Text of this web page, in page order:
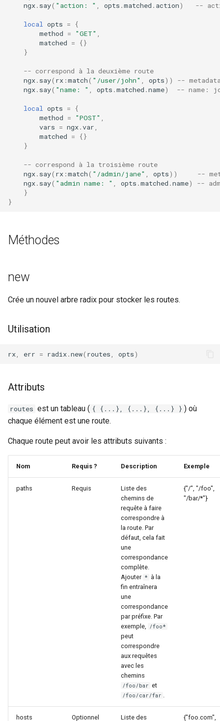
dynamic-limit-req
encrypted-session
error-log-write
f4fhds
fancyindex
fips-check
form-input
geoip
google
graphite
html-sanitize
jwt
ngx. say( "action: " opts .matched . action) --
local opts =
{
method = "GET"
matched =
{}
}
-- correspond à la deuxième route
ngx. say( rx :match( "/user/john" opts))
--
ngx. say( "name: " opts .matched .name) -- name:
local opts =
{
method = "POST"
vars = ngx.var
matched =
{}
}
-- correspond à la troisième route
ngx. say( rx :match( "/admin/jane" opts))
--
ngx. say( "admin name: " opts .matched .name)
--
}
}
Méthodes
new
Crée un nouvel arbre radix pour stocker les routes.
Utilisation
rx err = radix.new( routes opts)
Attributs
routes est un tableau ( { {...}, {...}, {...} } ) où
chaque élément est une route.
Chaque route peut avoir les attributs suivants :
Nom Requis ? Description Exemple
paths Requis
Liste des
chemins de
requête à faire
correspondre à
la route. Par
défaut, cela fait
une
correspondance
complète.
Ajouter * à la
fin entraînera
une
correspondance
par préfixe. Par
exemple, /foo*
peut
correspondre
aux requêtes
avec les
chemins
/foo/bar et
/foo/car/far .
{"/", "/foo",
"/bar/*"}
hosts Optionnel Liste des {"foo.com",